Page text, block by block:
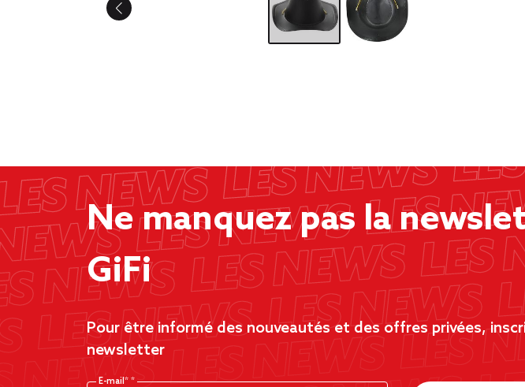
Ne manquez pas la
GiFi
Pour être informé des nouveautés et des offres privées,
newsletter
E-mail*